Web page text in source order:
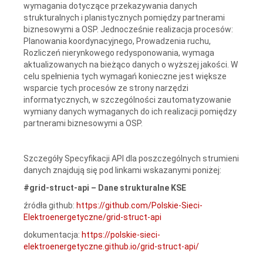
wymagania dotyczące przekazywania danych
strukturalnych i planistycznych pomiędzy partnerami
biznesowymi a OSP. Jednocześnie realizacja procesów:
Planowania koordynacyjnego, Prowadzenia ruchu,
Rozliczeń nierynkowego redysponowania, wymaga
aktualizowanych na bieżąco danych o wyższej jakości. W
celu spełnienia tych wymagań konieczne jest większe
wsparcie tych procesów ze strony narzędzi
informatycznych, w szczególności zautomatyzowanie
wymiany danych wymaganych do ich realizacji pomiędzy
partnerami biznesowymi a OSP.
Szczegóły Specyfikacji API dla poszczególnych strumieni
danych znajdują się pod linkami wskazanymi poniżej:
#grid-struct-api – Dane strukturalne KSE
źródła github: https://github.com/Polskie-Sieci-
Elektroenergetyczne/grid-struct-api
dokumentacja: https://polskie-sieci-
elektroenergetyczne.github.io/grid-struct-api/